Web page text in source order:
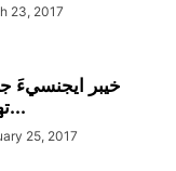
23, 2017
تهذيبي ماڳ تحفظ جا...
25, 2017